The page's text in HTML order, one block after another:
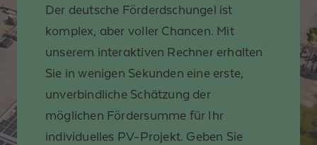
Der deutsche Förderdschungel ist
komplex, aber voller Chancen. Mit
unserem interaktiven Rechner erhalten
Sie in wenigen Sekunden eine erste,
unverbindliche Schätzung der
möglichen Fördersumme für Ihr
individuelles PV-Projekt. Geben Sie